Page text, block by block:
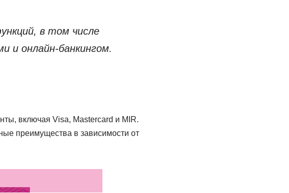
в том числе
и онлайн-банкингом.
включая Visa, Mastercard и MIR.
преимущества в зависимости от